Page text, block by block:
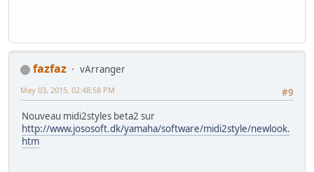
fazfaz
vArranger
#9
May 03, 2015, 02:48:58 PM
Nouveau midi2styles beta2 sur
http://www.jososoft.dk/yamaha/software/midi2style/newlook.
htm